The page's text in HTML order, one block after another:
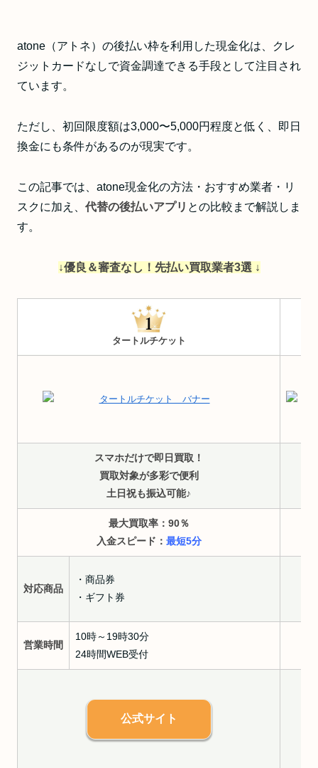
atone（アトネ）の後払い枠を利用した現金化は、クレ
ジットカードなしで資金調達できる手段として注目され
ています。
ただし、 初回限度額は3,000〜5,000円程度と低く、即日
換金にも条件があるのが現実です。
この記事では、atone現金化の方法・おすすめ業者・リ
スクに加え、 代替の後払いアプリ との比較まで解説しま
す。
↓優良＆審査なし！先払い買取業者3選 ↓
タートルチケット
スマホだけで即日買取！
買取対象が多彩で便利
土日祝も振込可能♪
最大買取率：90％
入金スピード： 最短5分
対応商品
・商品券
・ギフト券
営業時間
10時～19時30分
24時間WEB受付
公式サイト